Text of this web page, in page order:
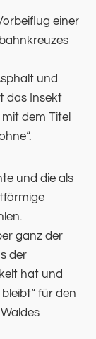
einer
und
das Insekt
dem Titel
und die als
ganz der
der
hat und
für den